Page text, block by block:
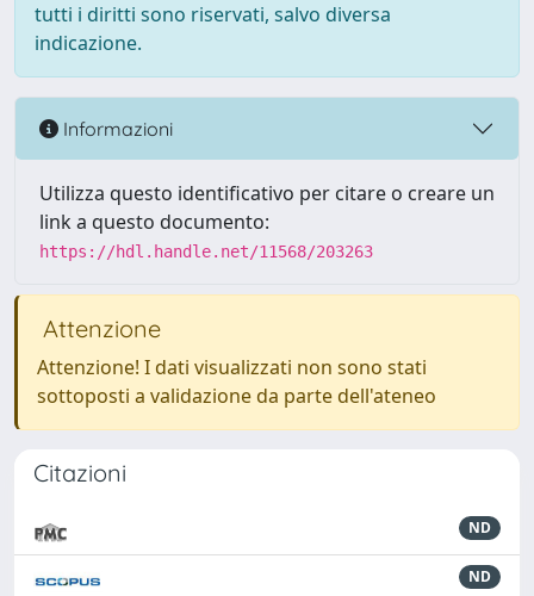
tutti i diritti sono riservati, salvo diversa
indicazione.
Informazioni
Utilizza questo identificativo per citare o creare un
link a questo documento:
https://hdl.handle.net/11568/203263
Attenzione
Attenzione! I dati visualizzati non sono stati
sottoposti a validazione da parte dell'ateneo
Citazioni
ND
ND